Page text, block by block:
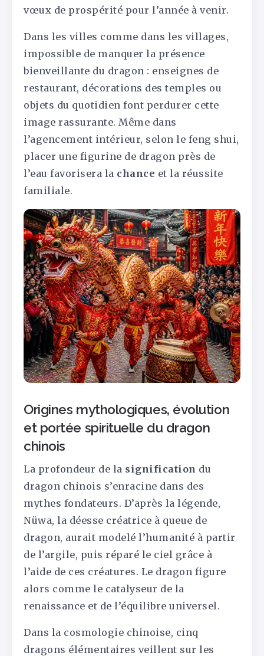
vœux de prospérité pour l’année à venir.
Dans les villes comme dans les villages,
impossible de manquer la présence
bienveillante du dragon : enseignes de
restaurant, décorations des temples ou
objets du quotidien font perdurer cette
image rassurante. Même dans
l’agencement intérieur, selon le feng shui,
placer une figurine de dragon près de
l’eau favorisera la chance et la réussite
familiale.
Origines mythologiques, évolution
et portée spirituelle du dragon
chinois
La profondeur de la signification du
dragon chinois s’enracine dans des
mythes fondateurs. D’après la légende,
Nüwa, la déesse créatrice à queue de
dragon, aurait modelé l’humanité à partir
de l’argile, puis réparé le ciel grâce à
l’aide de ces créatures. Le dragon figure
alors comme le catalyseur de la
renaissance et de l’équilibre universel.
Dans la cosmologie chinoise, cinq
dragons élémentaires veillent sur les